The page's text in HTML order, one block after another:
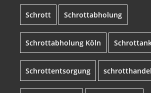
Schrott Schrottabholung
Schrottabholung Köln
Schrottentsorgung schrotthandel